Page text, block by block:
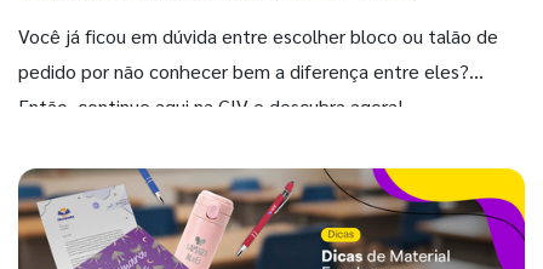
Você já ficou em dúvida entre escolher bloco ou talão de
pedido por não conhecer bem a diferença entre eles?
Então, continue aqui na GIV e descubra agora!